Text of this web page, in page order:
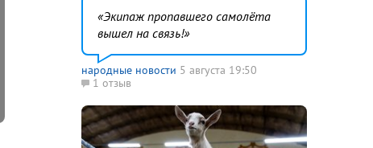
Экипаж пропавшего самолёта
вышел на связь!
народные новости 5 августа 19:50
1 отзыв